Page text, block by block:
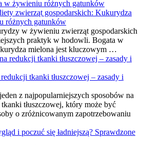
zwierząt gospodarskich: Kukurydza
różnych gatunków
w żywieniu zwierząt gospodarskich
praktyk w hodowli. Bogata w
mielona jest kluczowym …
tkanki tłuszczowej – zasady i
z najpopularniejszych sposobów na
tłuszczowej, który może być
o zróżnicowanym zapotrzebowaniu